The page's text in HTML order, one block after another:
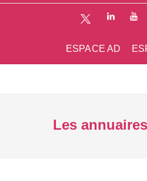
ESPACE AD
Les